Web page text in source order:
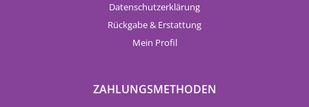
Datenschutzerklärung
Rückgabe & Erstattung
Mein Profil
ZAHLUNGSMETHODEN